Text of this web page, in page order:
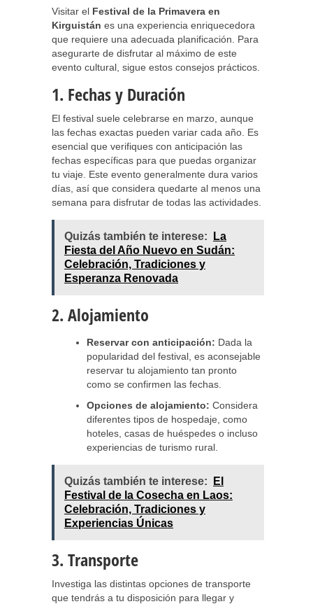
Visitar el Festival de la Primavera en
Kirguistán es una experiencia enriquecedora
que requiere una adecuada planificación. Para
asegurarte de disfrutar al máximo de este
evento cultural, sigue estos consejos prácticos.
1. Fechas y Duración
El festival suele celebrarse en marzo, aunque
las fechas exactas pueden variar cada año. Es
esencial que verifiques con anticipación las
fechas específicas para que puedas organizar
tu viaje. Este evento generalmente dura varios
días, así que considera quedarte al menos una
semana para disfrutar de todas las actividades.
Quizás también te interese:
La
Fiesta del Año Nuevo en Sudán:
Celebración, Tradiciones y
Esperanza Renovada
2. Alojamiento
Reservar con anticipación: Dada la
popularidad del festival, es aconsejable
reservar tu alojamiento tan pronto
como se confirmen las fechas.
Opciones de alojamiento: Considera
diferentes tipos de hospedaje, como
hoteles, casas de huéspedes o incluso
experiencias de turismo rural.
Quizás también te interese:
El
Festival de la Cosecha en Laos:
Celebración, Tradiciones y
Experiencias Únicas
3. Transporte
Investiga las distintas opciones de transporte
que tendrás a tu disposición para llegar y